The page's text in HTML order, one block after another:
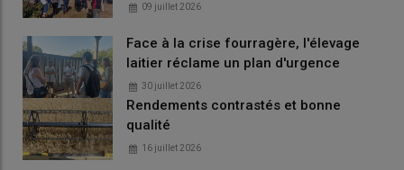
09 juillet 2026
Face à la crise fourragère, l'élevage
laitier réclame un plan d'urgence
30 juillet 2026
Rendements contrastés et bonne
qualité
16 juillet 2026